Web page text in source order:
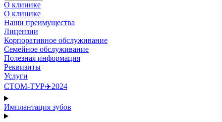
О клинике
О клинике
Наши преимущества
Лицензии
Корпоративное обслуживание
Семейное обслуживание
Полезная информация
Реквизиты
Услуги
СТОМ-ТУР✈️2024
Имплантация зубов